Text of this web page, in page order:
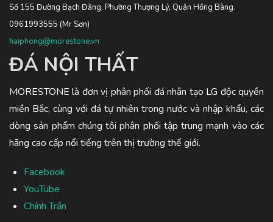
Số 155 Đường Bạch Đằng, Phường Thượng Lý, Quận Hồng Bàng.
0961993555 (Mr Sơn)
haiphong@morestone.vn
ĐÁ NỘI THẤT
MORESTONE là đơn vị phân phối đá nhân tạo LG độc quyền
miền Bắc, cùng với đá tự nhiên trong nước và nhập khẩu, các
dòng sản phẩm chúng tôi phân phối tập trung mạnh vào các
hãng cao cấp nổi tiếng trên thị trường thế giới.
Facebook
YouTube
Chính Trần